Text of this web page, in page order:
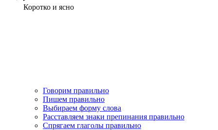
Коротко и ясно
Говорим правильно
Пишем правильно
Выбираем форму слова
Расставляем знаки препинания правильно
Спрягаем глаголы правильно